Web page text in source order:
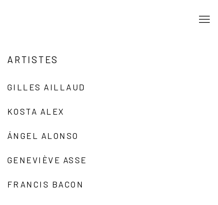
ARTISTES
GILLES AILLAUD
KOSTA ALEX
ÁNGEL ALONSO
GENEVIÈVE ASSE
FRANCIS BACON